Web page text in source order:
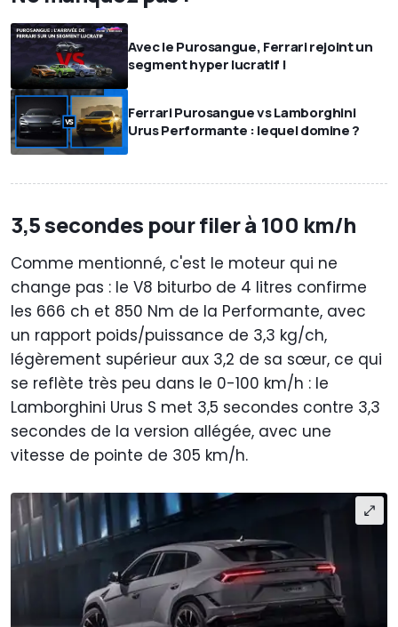
Avec le Purosangue, Ferrari rejoint un
segment hyper lucratif !
Ferrari Purosangue vs Lamborghini
Urus Performante : lequel domine ?
3,5 secondes pour filer à 100 km/h
Comme mentionné, c'est le moteur qui ne
change pas : le V8 biturbo de 4 litres confirme
les 666 ch et 850 Nm de la Performante, avec
un rapport poids/puissance de 3,3 kg/ch,
légèrement supérieur aux 3,2 de sa sœur, ce qui
se reflète très peu dans le 0-100 km/h : le
Lamborghini Urus S met 3,5 secondes contre 3,3
secondes de la version allégée, avec une
vitesse de pointe de 305 km/h.